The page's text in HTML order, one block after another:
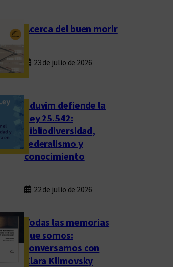
Acerca del buen morir
23 de julio de 2026
Eduvim defiende la
Ley 25.542:
bibliodiversidad,
federalismo y
conocimiento
22 de julio de 2026
Todas las memorias
que somos:
conversamos con
Clara Klimovsky